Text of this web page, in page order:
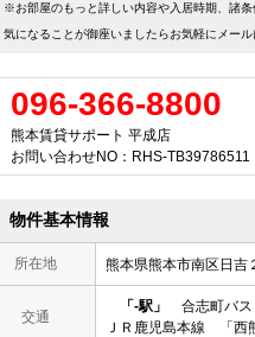
※お部屋のもっと詳しい内容や入居時期、諸
気になることが御座いましたらお気軽にメール
096-366-8800
熊本賃貸サポート 平成店
お問い合わせNO：RHS-TB39786511
物件基本情報
所在地 熊本県熊本市南区日
交通
「-駅」
合志町バ
ＪＲ鹿児島本線 「